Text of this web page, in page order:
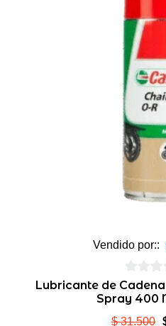
Vendido por::
0
de
5
Lubricante de
Spray 400
$31.500